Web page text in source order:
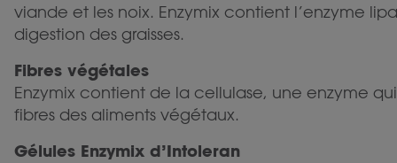
viande et les noix. Enzymix contient l’enzyme
digestion des graisses.
Fibres végétales
Enzymix contient de la cellulase, une enzyme
fibres des aliments végétaux.
Gélules Enzymix d’Intoleran